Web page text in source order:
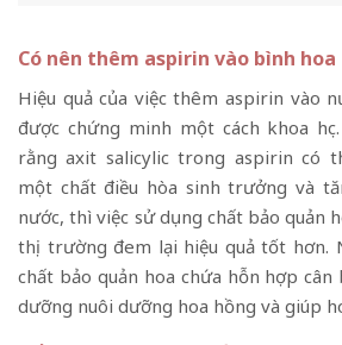
Có nên thêm aspirin vào bình
Hiệu quả của việc thêm aspirin vào
được chứng minh một cách khoa
rằng axit salicylic trong aspirin có
một chất điều hòa sinh trưởng và
nước, thì việc sử dụng chất bảo quản
thị trường đem lại hiệu quả tốt hơn.
chất bảo quản hoa chứa hỗn hợp cân
dưỡng nuôi dưỡng hoa hồng và giúp